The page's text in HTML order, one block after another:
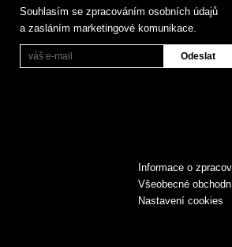
Souhlasím se zpracováním osobních údajů
a zasláním marketingové komunikace.
Informace o
Všeobecné
Nastavení cookies